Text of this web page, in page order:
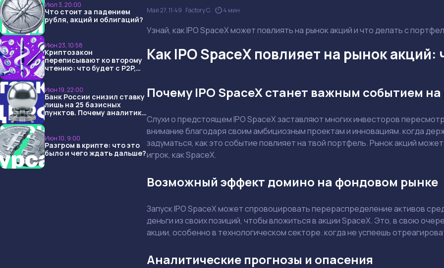
Июл 3, 20:00
Что стоит за падением
рубля, акций и облигаций?
Июн 23, 10:58
Криптозакон
переписывают ко второму
чтению: что будет с P2P,
Июн 19, 22:00
Банк России снизил ставку
лишь на 25 базисных
пунктов. Почему аналитики
Июн 10, 9:00
Разгром в крипте: что это
было и чего ждать дальше?
Май 27, 11:49 Factory C. 4 мин
Узнай, как IPO SpaceX может повлиять на рынок акций и что делать с
Как IPO SpaceX повлияет на рынок
Почему IPO SpaceX станет важным событием
Слухи о предстоящем IPO SpaceX заставляют многих инвесторов
внимание благодаря своим амбициозным проектам и инновациям. когда
задуматься, как это событие повлияет на твой портфель. Рынок акций
игрок, как SpaceX.
Возможный эффект домино на фондовом рынке
Запуск IPO SpaceX может спровоцировать перераспределение активов
деньги из своих позиций, чтобы вложиться в акции SpaceX. Это, в свою
акции, особенно в технологическом секторе. когда не успеешь
Аналитические прогнозы и опасения
Задать вопрос эксперту